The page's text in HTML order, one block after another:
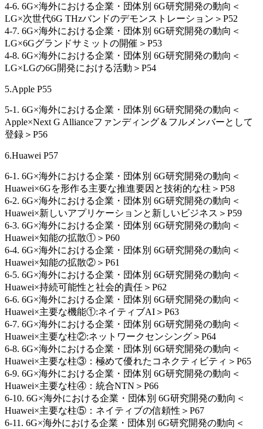
4-6. 6G×海外における企業・団体別 6G研究開発の動向＜
LG×次世代6G THzバンドのデモンストレーション＞P52
4-7. 6G×海外における企業・団体別 6G研究開発の動向＜
LG×6Gグランドサミットの開催＞P53
4-8. 6G×海外における企業・団体別 6G研究開発の動向＜
LG×LGの6G開発における活動＞P54
5.Apple P55
5-1. 6G×海外における企業・団体別 6G研究開発の動向＜
Apple×Next G Allianceファンディング＆フルメンバーとして
登録＞P56
6.Huawei P57
6-1. 6G×海外における企業・団体別 6G研究開発の動向＜
Huawei×6Gを形作る主要な推進要因と技術的な柱＞P58
6-2. 6G×海外における企業・団体別 6G研究開発の動向＜
Huawei×新しいアプリケーションと新しいビジネス＞P59
6-3. 6G×海外における企業・団体別 6G研究開発の動向＜
Huawei×知能の拡散①＞P60
6-4. 6G×海外における企業・団体別 6G研究開発の動向＜
Huawei×知能の拡散②＞P61
6-5. 6G×海外における企業・団体別 6G研究開発の動向＜
Huawei×持続可能性と社会的責任＞P62
6-6. 6G×海外における企業・団体別 6G研究開発の動向＜
Huawei×主要な機能①:ネイティブAI＞P63
6-7. 6G×海外における企業・団体別 6G研究開発の動向＜
Huawei×主要な柱②:ネットワークセンシング＞P64
6-8. 6G×海外における企業・団体別 6G研究開発の動向＜
Huawei×主要な柱③：極めて優れたコネクティビティ＞P65
6-9. 6G×海外における企業・団体別 6G研究開発の動向＜
Huawei×主要な柱④：統合NTN＞P66
6-10. 6G×海外における企業・団体別 6G研究開発の動向＜
Huawei×主要な柱⑤：ネイティブの信頼性＞P67
6-11. 6G×海外における企業・団体別 6G研究開発の動向＜